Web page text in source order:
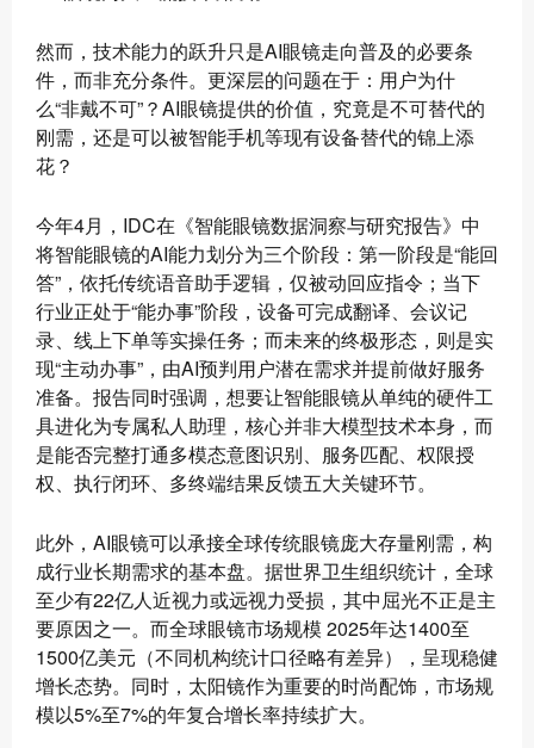
然而，技术能力的跃升只是AI眼镜走向普及的必要条
件，而非充分条件。更深层的问题在于：用户为什
么“非戴不可”？AI眼镜提供的价值，究竟是不可替代的
刚需，还是可以被智能手机等现有设备替代的锦上添
花？
今年4月，IDC在《智能眼镜数据洞察与研究报告》中
将智能眼镜的AI能力划分为三个阶段：第一阶段是“能回
答”，依托传统语音助手逻辑，仅被动回应指令；当下
行业正处于“能办事”阶段，设备可完成翻译、会议记
录、线上下单等实操任务；而未来的终极形态，则是实
现“主动办事”，由AI预判用户潜在需求并提前做好服务
准备。报告同时强调，想要让智能眼镜从单纯的硬件工
具进化为专属私人助理，核心并非大模型技术本身，而
是能否完整打通多模态意图识别、服务匹配、权限授
权、执行闭环、多终端结果反馈五大关键环节。
此外，AI眼镜可以承接全球传统眼镜庞大存量刚需，构
成行业长期需求的基本盘。据世界卫生组织统计，全球
至少有22亿人近视力或远视力受损，其中屈光不正是主
要原因之一。而全球眼镜市场规模 2025年达1400至
1500亿美元（不同机构统计口径略有差异），呈现稳健
增长态势。同时，太阳镜作为重要的时尚配饰，市场规
模以5%至7%的年复合增长率持续扩大。